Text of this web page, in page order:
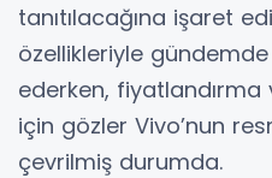
tanıtılacağına işaret
özellikleriyle
ederken, fiyatlandırma
için gözler Vivo’nun
çevrilmiş durumda.